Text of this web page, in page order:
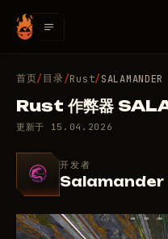
首页/目录/Rust/SALAMANDER
Rust 作弊器
更新于 15.04.2026
开发者
Salamander